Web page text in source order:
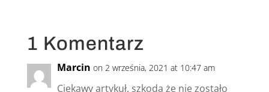
1 Komentarz
Marcin on 2 września, 2021 at 10:47 am
Ciekawy artykuł, szkoda że nie zostało